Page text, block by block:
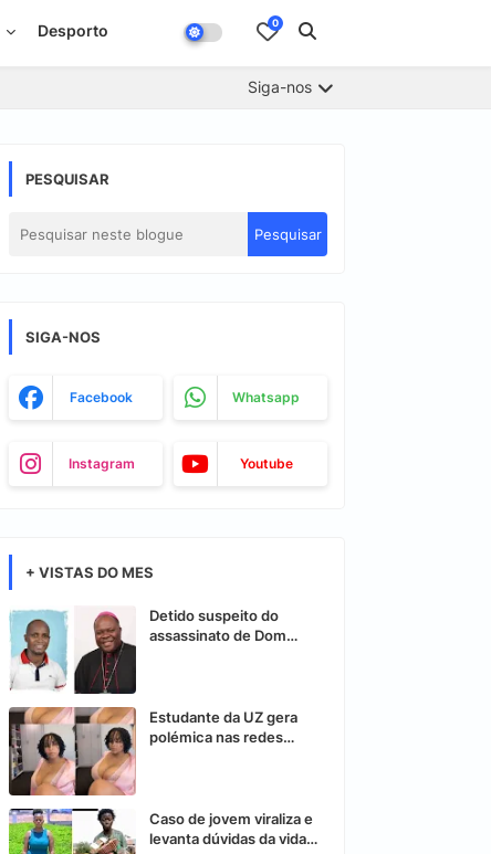
Desporto 0
Siga-nos
PESQUISAR
SIGA-NOS
Facebook Whatsapp
Instagram Youtube
+ VISTAS DO MES
Detido suspeito do
assassinato de Dom
Estudante da UZ gera
polémica nas redes
Caso de jovem viraliza e
levanta dúvidas da vida